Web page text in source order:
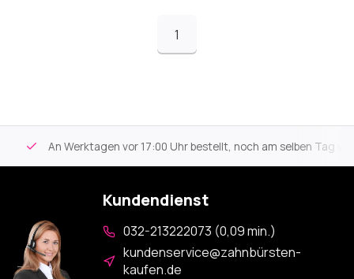
1
An Werktagen vor 17:00 Uhr bestellt, noch am selben Tag
Kundendienst
032-213222073 (0,09 min.)
kundenservice@zahnbürsten-
kaufen.de